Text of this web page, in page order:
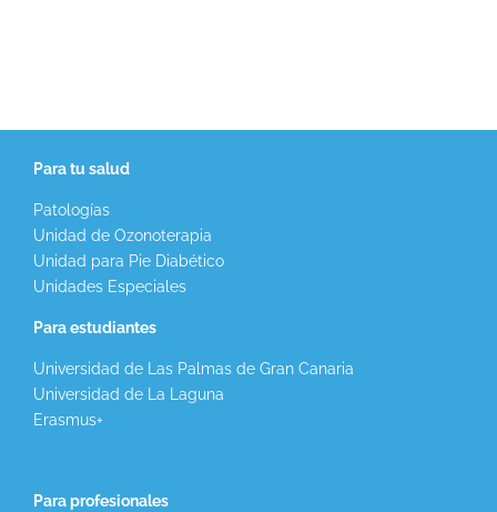
Para tu salud
Patologías
Unidad de Ozonoterapia
Unidad para Pie Diabético
Unidades Especiales
Para estudiantes
Universidad de Las Palmas de Gran Canaria
Universidad de La Laguna
Erasmus+
Para profesionales